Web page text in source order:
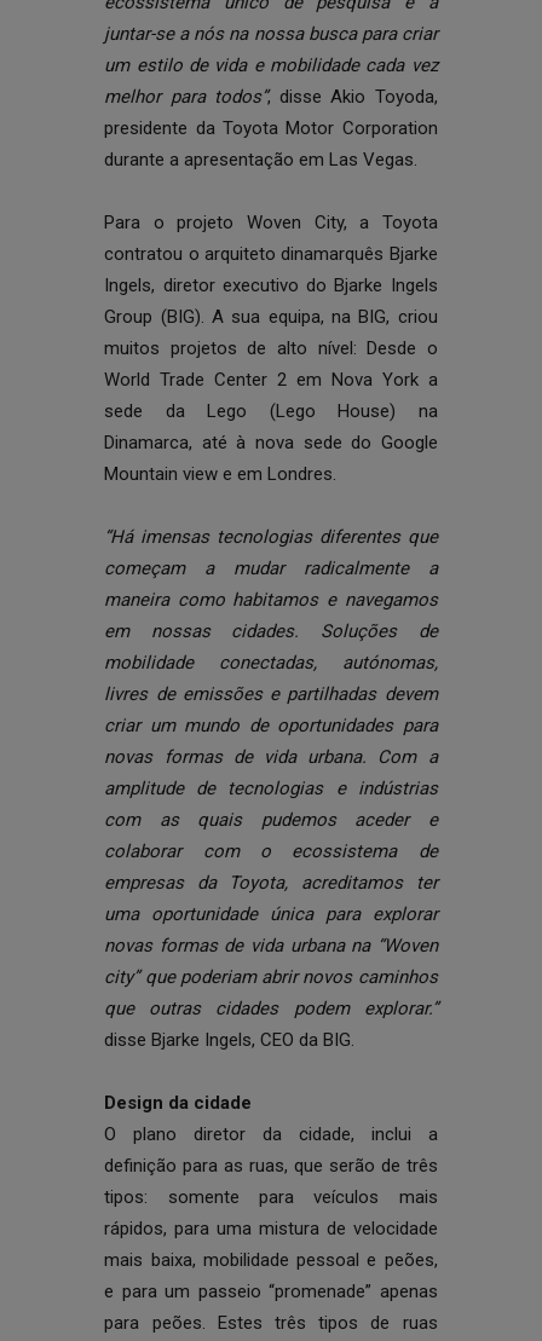
juntar-se a nós na nossa busca para criar
um estilo de vida e mobilidade cada vez
melhor para todos”, disse Akio Toyoda,
presidente da Toyota Motor Corporation
durante a apresentação em Las Vegas.
Para o projeto Woven City, a Toyota
contratou o arquiteto dinamarquês Bjarke
Ingels, diretor executivo do Bjarke Ingels
Group (BIG). A sua equipa, na BIG, criou
muitos projetos de alto nível: Desde o
World Trade Center 2 em Nova York a
sede da Lego (Lego House) na
Dinamarca, até à nova sede do Google
Mountain view e em Londres.
“Há imensas tecnologias diferentes que
começam a mudar radicalmente a
maneira como habitamos e navegamos
em nossas cidades. Soluções de
mobilidade conectadas, autónomas,
livres de emissões e partilhadas devem
criar um mundo de oportunidades para
novas formas de vida urbana. Com a
amplitude de tecnologias e indústrias
com as quais pudemos aceder e
colaborar com o ecossistema de
empresas da Toyota, acreditamos ter
uma oportunidade única para explorar
novas formas de vida urbana na “Woven
city” que poderiam abrir novos caminhos
que outras cidades podem explorar.”
disse Bjarke Ingels, CEO da BIG.
Design da cidade
O plano diretor da cidade, inclui a
definição para as ruas, que serão de três
tipos: somente para veículos mais
rápidos, para uma mistura de velocidade
mais baixa, mobilidade pessoal e peões,
e para um passeio “promenade” apenas
para peões. Estes três tipos de ruas